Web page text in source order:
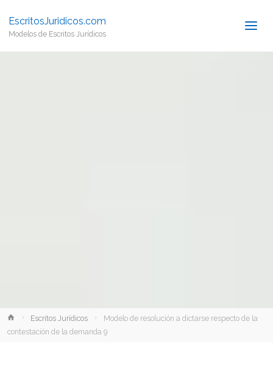
EscritosJuridicos.com
Modelos de Escritos Jurídicos
InicioEscritos Jurídicos
Modelo de resolución a dictarse respecto de la
contestación de la demanda 9